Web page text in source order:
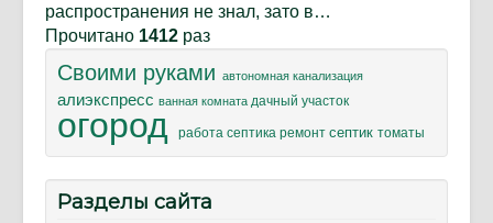
распространения не знал, зато в…
Прочитано 1412 раз
Своими руками автономная канализация
алиэкспресс ванная комната дачный участок
огород работа септика ремонт септик томаты
Разделы сайта